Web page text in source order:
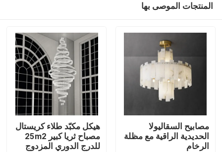
المنتجات الموصى بها
مصابيح السقاليولا
الحديدية الراقية مع مظلة
الرخام
هيكل مكبّد طلاء كريستال
مصباح ثريا كبير 25m2
للدرج الدوري المزدوج